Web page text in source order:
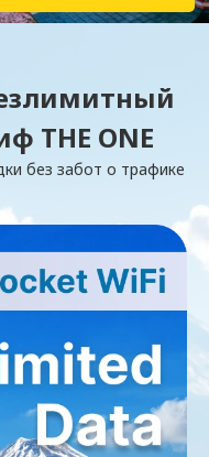
THE ONE
без забот о трафике